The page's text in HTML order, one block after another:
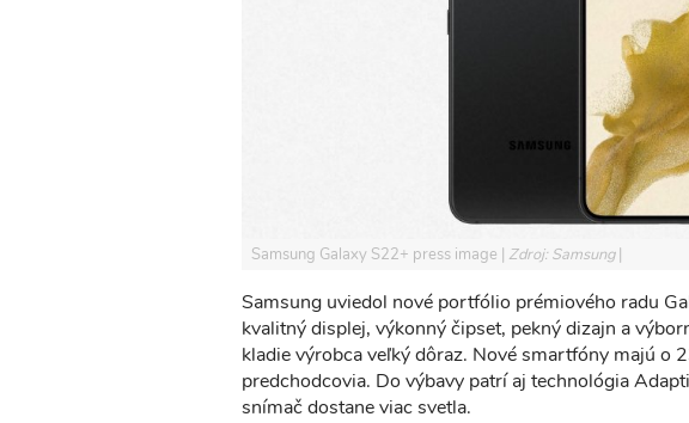
Samsung Galaxy S22+ press image Zdroj: Samsung
Samsung uviedol nové portfólio prémiového radu
kvalitný displej, výkonný čipset, pekný dizajn a
kladie výrobca veľký dôraz. Nové smartfóny majú o
predchodcovia. Do výbavy patrí aj technológia
snímač dostane viac svetla.